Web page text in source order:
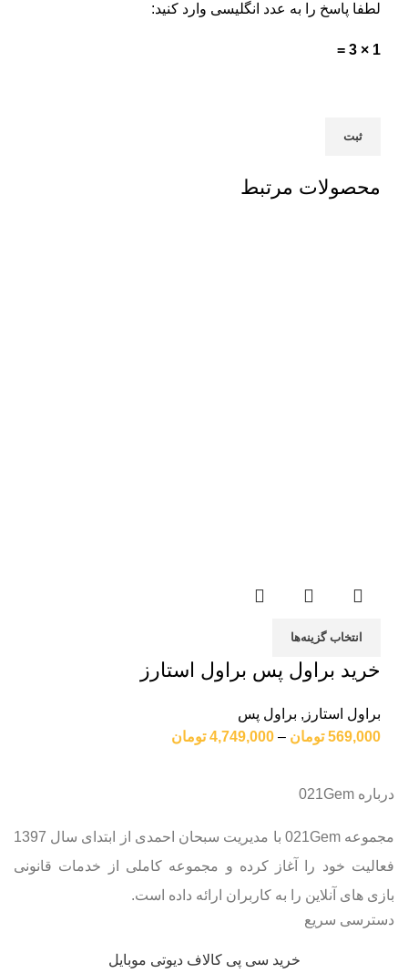
لطفا پاسخ را به عدد انگلیسی وارد کنید:
1 × 3 =
محصولات مرتبط
انتخاب گزینه‌ها
خرید براول پس براول استارز
براول استارز , براول پس
569,000 تومان –
4,749,000 تومان
درباره 021Gem
مجموعه 021Gem با مدیریت سبحان احمدی از ابتدای سال 1397
فعالیت خود را آغاز کرده و مجموعه کاملی از خدمات قانونی
بازی های آنلاین را به کاربران ارائه داده است.
دسترسی سریع
خرید سی پی کالاف دیوتی موبایل